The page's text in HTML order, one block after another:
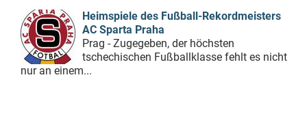
Heimspiele des Fußball-Rekordmeisters
AC Sparta Praha
Prag - Zugegeben, der höchsten
tschechischen Fußballklasse fehlt es nicht
nur an einem...